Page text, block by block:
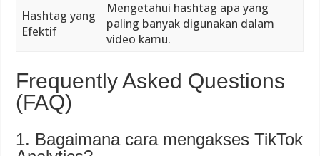
Hashtag yang
Efektif
Mengetahui hashtag apa yang
paling banyak digunakan dalam
video kamu.
Frequently Asked Questions
(FAQ)
1. Bagaimana cara mengakses TikTok